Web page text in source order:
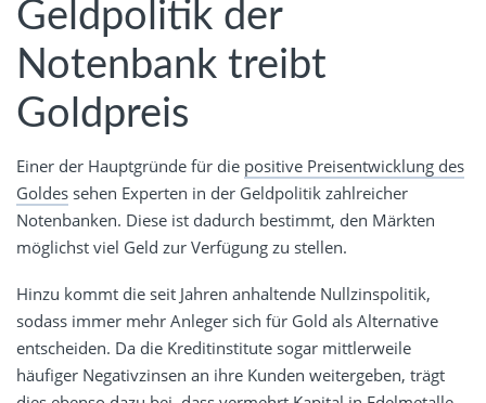
Geldpolitik der
Notenbank treibt
Goldpreis
Einer der Hauptgründe für die positive Preisentwicklung des
Goldes sehen Experten in der Geldpolitik zahlreicher
Notenbanken. Diese ist dadurch bestimmt, den Märkten
möglichst viel Geld zur Verfügung zu stellen.
Hinzu kommt die seit Jahren anhaltende Nullzinspolitik,
sodass immer mehr Anleger sich für Gold als Alternative
entscheiden. Da die Kreditinstitute sogar mittlerweile
häufiger Negativzinsen an ihre Kunden weitergeben, trägt